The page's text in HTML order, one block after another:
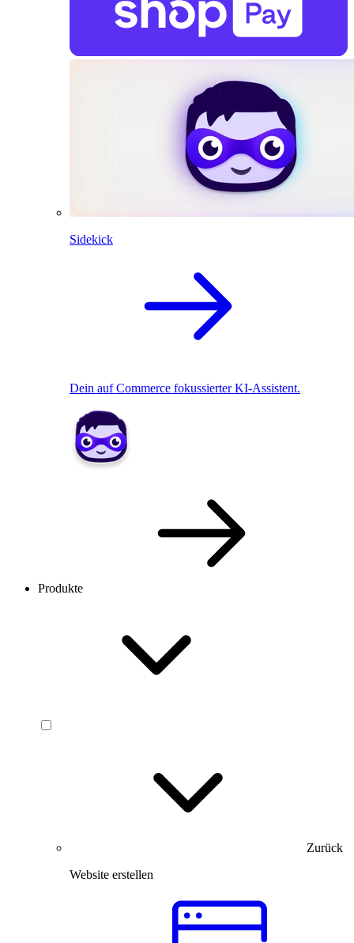
Sidekick
Dein auf Commerce fokussierter KI-Assistent.
Produkte
Zurück
Website erstellen